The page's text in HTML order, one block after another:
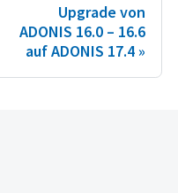
Upgrade von
ADONIS 16.0 – 16.6
auf ADONIS 17.4